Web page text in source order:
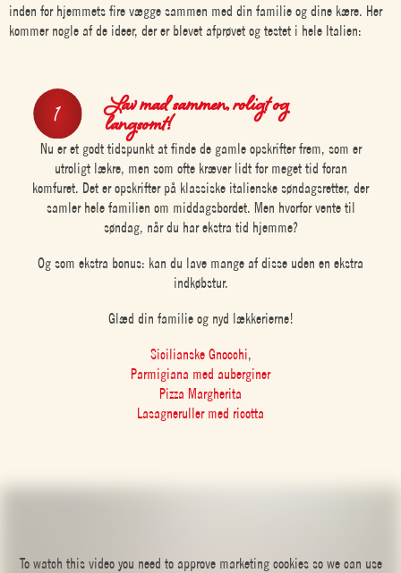
inden for hjemmets fire vægge sammen med din familie og dine kære. Her
kommer nogle af de ideer, der er blevet afprøvet og testet i hele Italien:
Lav mad sammen, roligt og
langsomt!
Nu er et godt tidspunkt at finde de gamle opskrifter frem, som er
utroligt lækre, men som ofte kræver lidt for meget tid foran
komfuret. Det er opskrifter på klassiske italienske søndagsretter, der
samler hele familien om middagsbordet. Men hvorfor vente til
søndag, når du har ekstra tid hjemme?
Og som ekstra bonus: kan du lave mange af disse uden en ekstra
indkøbstur.
Glæd din familie og nyd lækkerierne!
Sicilianske Gnocchi
Parmigiana med auberginer
Pizza Margherita
Lasagneruller med ricotta
To watch this video you need to approve marketing cookies so we can use